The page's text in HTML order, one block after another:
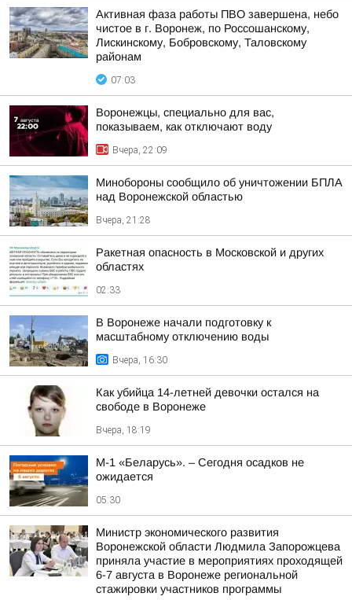
Активная фаза работы ПВО завершена, небо
чистое в г. Воронеж, по Россошанскому,
Лискинскому, Бобровскому, Таловскому
районам
07:03
Воронежцы, специально для вас,
показываем, как отключают воду
Вчера, 22:09
Минобороны сообщило об уничтожении БПЛА
над Воронежской областью
Вчера, 21:28
Ракетная опасность в Московской и других
областях
02:33
В Воронеже начали подготовку к
масштабному отключению воды
Вчера, 16:30
Как убийца 14-летней девочки остался на
свободе в Воронеже
Вчера, 18:19
М-1 «Беларусь». – Сегодня осадков не
ожидается
05:30
Министр экономического развития
Воронежской области Людмила Запорожцева
приняла участие в мероприятиях проходящей
6-7 августа в Воронеже региональной
стажировки участников программы